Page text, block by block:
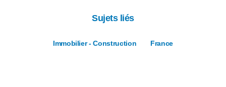
Sujets liés
Immobilier - Construction France